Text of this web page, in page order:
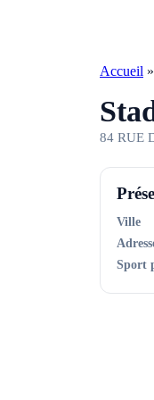
Accueil »
84 RUE
Ville
Sport